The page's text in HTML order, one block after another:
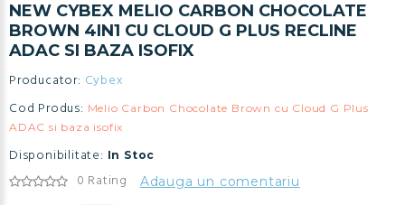
NEW CYBEX MELIO CARBON CHOCOLATE
BROWN 4IN1 CU CLOUD G PLUS RECLINE
ADAC SI BAZA ISOFIX
Producator: Cybex
Cod Produs: Melio Carbon Chocolate Brown cu Cloud G Plus
ADAC si baza isofix
Disponibilitate: In Stoc
0 Rating Adauga un comentariu